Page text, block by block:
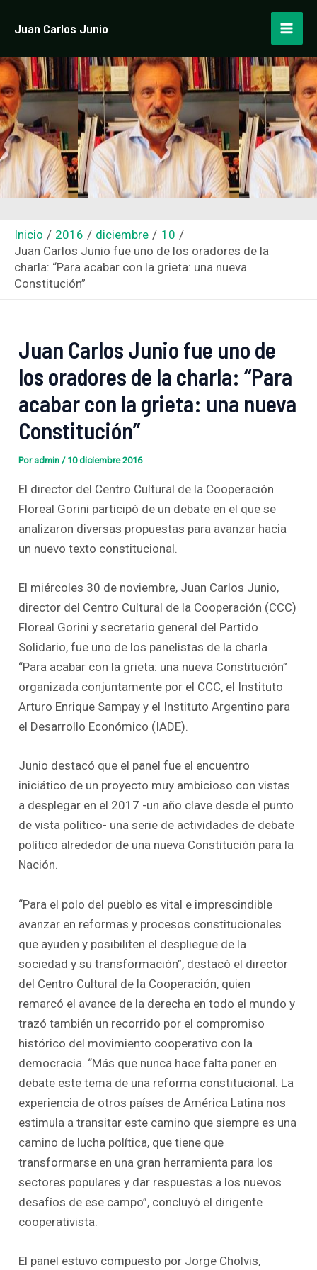
Juan Carlos Junio
Inicio 2016 diciembre
10
Juan Carlos Junio fue uno de los oradores de la
charla: “Para acabar con la grieta: una nueva
Constitución”
Juan Carlos Junio fue uno de
los oradores de la charla: “Para
acabar con la grieta: una nueva
Constitución”
Por admin/ 10 diciembre 2016
El director del Centro Cultural de la Cooperación
Floreal Gorini participó de un debate en el que se
analizaron diversas propuestas para avanzar hacia
un nuevo texto constitucional.
El miércoles 30 de noviembre, Juan Carlos Junio,
director del Centro Cultural de la Cooperación (CCC)
Floreal Gorini y secretario general del Partido
Solidario, fue uno de los panelistas de la charla
“Para acabar con la grieta: una nueva Constitución”
organizada conjuntamente por el CCC, el Instituto
Arturo Enrique Sampay y el Instituto Argentino para
el Desarrollo Económico (IADE).
Junio destacó que el panel fue el encuentro
iniciático de un proyecto muy ambicioso con vistas
a desplegar en el 2017 -un año clave desde el punto
de vista político- una serie de actividades de debate
político alrededor de una nueva Constitución para la
Nación.
“Para el polo del pueblo es vital e imprescindible
avanzar en reformas y procesos constitucionales
que ayuden y posibiliten el despliegue de la
sociedad y su transformación”, destacó el director
del Centro Cultural de la Cooperación, quien
remarcó el avance de la derecha en todo el mundo y
trazó también un recorrido por el compromiso
histórico del movimiento cooperativo con la
democracia. “Más que nunca hace falta poner en
debate este tema de una reforma constitucional. La
experiencia de otros países de América Latina nos
estimula a transitar este camino que siempre es una
camino de lucha política, que tiene que
transformarse en una gran herramienta para los
sectores populares y dar respuestas a los nuevos
desafíos de ese campo”, concluyó el dirigente
cooperativista.
El panel estuvo compuesto por Jorge Cholvis,
de